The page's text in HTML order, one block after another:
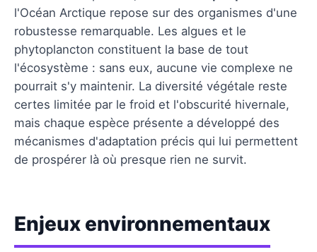
l'Océan Arctique repose sur des organismes d'une
robustesse remarquable. Les algues et le
phytoplancton constituent la base de tout
l'écosystème : sans eux, aucune vie complexe ne
pourrait s'y maintenir. La diversité végétale reste
certes limitée par le froid et l'obscurité hivernale,
mais chaque espèce présente a développé des
mécanismes d'adaptation précis qui lui permettent
de prospérer là où presque rien ne survit.
Enjeux environnementaux